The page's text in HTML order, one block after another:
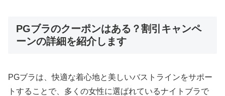
PGブラのクーポンはある？割引キャンペ
ーンの詳細を紹介します
PGブラは、快適な着心地と美しいバストラインをサポー
トすることで、多くの女性に選ばれているナイトブラで